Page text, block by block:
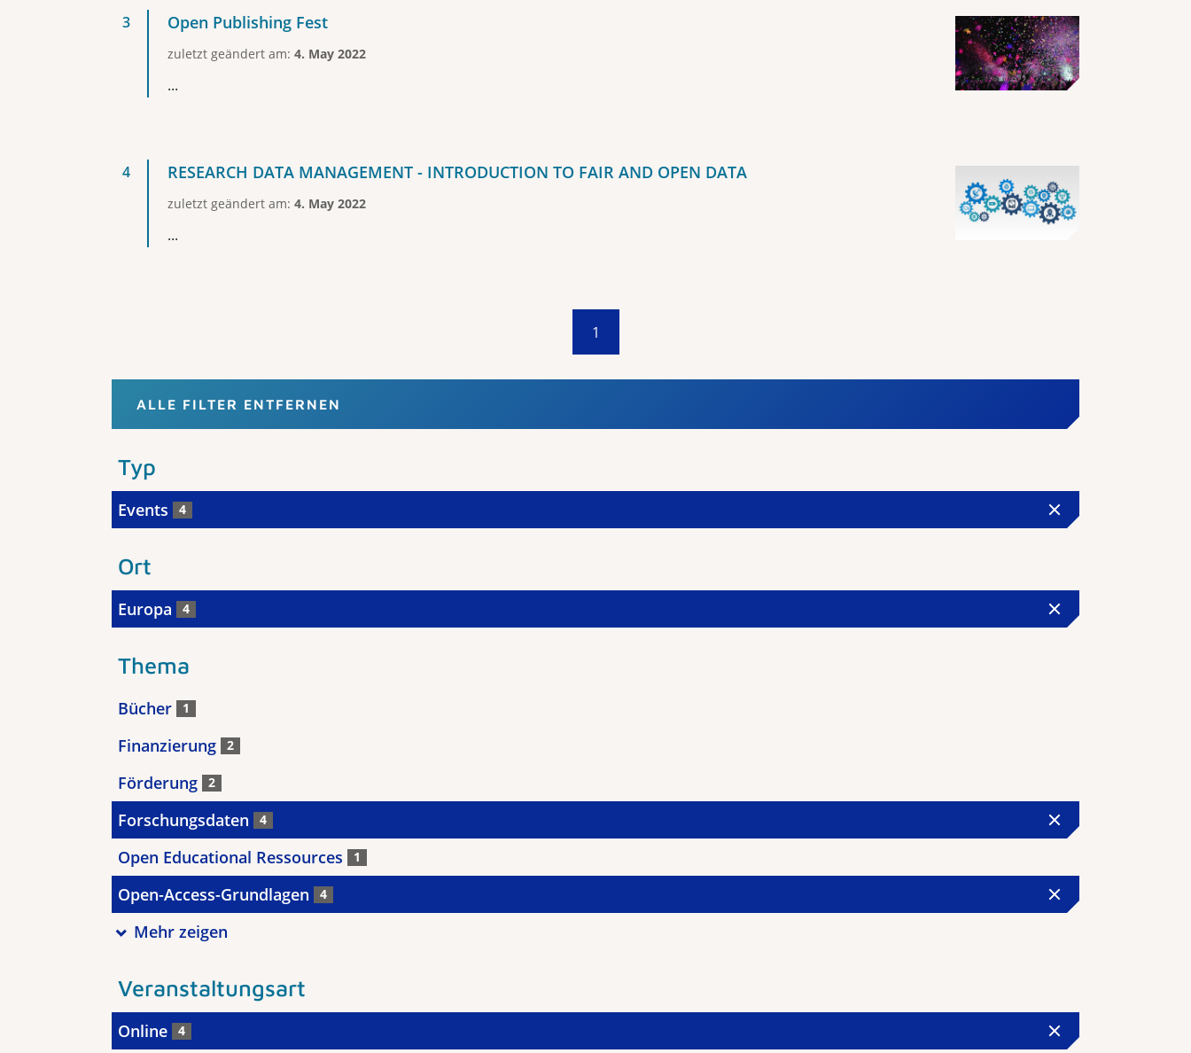
Open Publishing Fest
zuletzt geändert am: 4. May 2022
...
RESEARCH DATA MANAGEMENT - INTRODUCTION TO FAIR AND OPEN DATA
zuletzt geändert am: 4. May 2022
...
1
ALLE FILTER ENTFERNEN
Typ
Events 4
Ort
Europa 4
Thema
Bücher 1
Finanzierung 2
Förderung 2
Forschungsdaten 4
Open Educational Ressources 1
Open-Access-Grundlagen 4
Mehr zeigen
Veranstaltungsart
Online 4